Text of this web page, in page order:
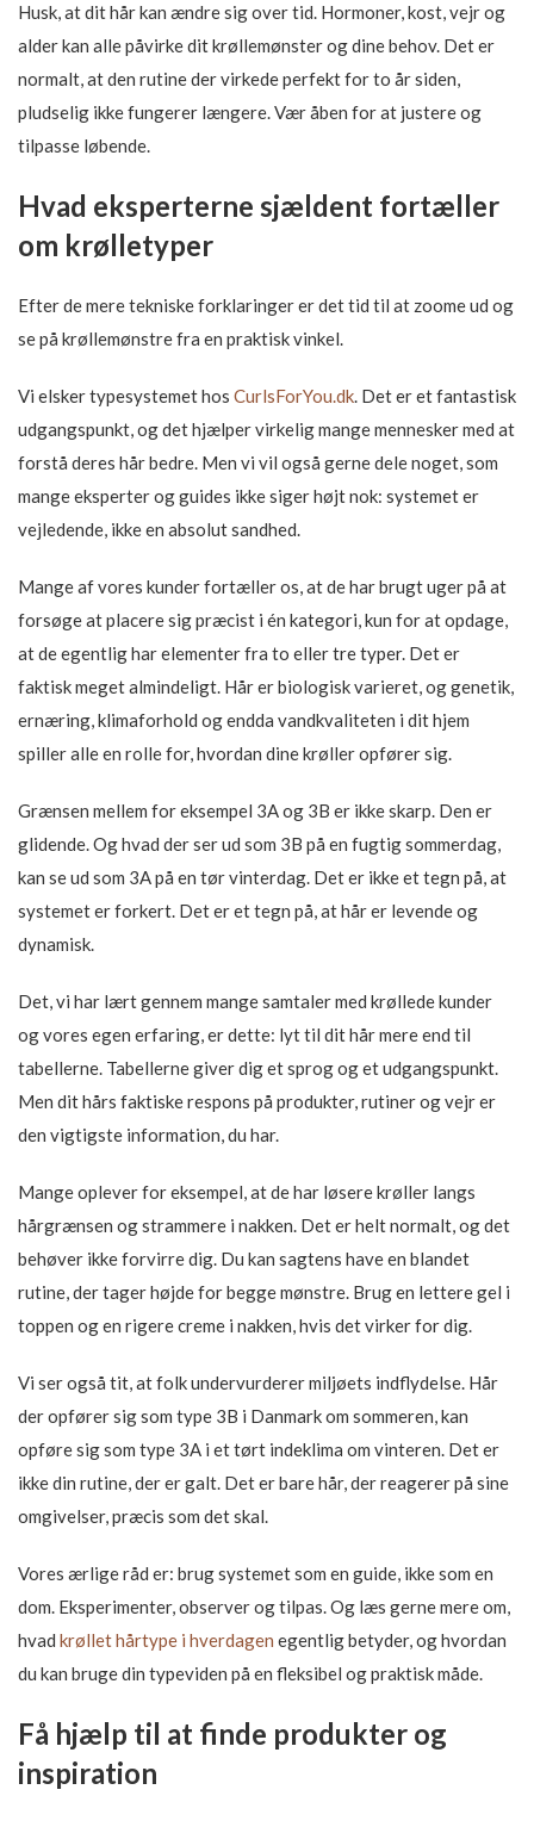
Husk, at dit hår kan ændre sig over tid. Hormoner, kost, vejr og
alder kan alle påvirke dit krøllemønster og dine behov. Det er
normalt, at den rutine der virkede perfekt for to år siden,
pludselig ikke fungerer længere. Vær åben for at justere og
tilpasse løbende.
Hvad eksperterne sjældent fortæller
om krølletyper
Efter de mere tekniske forklaringer er det tid til at zoome ud og
se på krøllemønstre fra en praktisk vinkel.
Vi elsker typesystemet hos CurlsForYou.dk. Det er et fantastisk
udgangspunkt, og det hjælper virkelig mange mennesker med at
forstå deres hår bedre. Men vi vil også gerne dele noget, som
mange eksperter og guides ikke siger højt nok: systemet er
vejledende, ikke en absolut sandhed.
Mange af vores kunder fortæller os, at de har brugt uger på at
forsøge at placere sig præcist i én kategori, kun for at opdage,
at de egentlig har elementer fra to eller tre typer. Det er
faktisk meget almindeligt. Hår er biologisk varieret, og genetik,
ernæring, klimaforhold og endda vandkvaliteten i dit hjem
spiller alle en rolle for, hvordan dine krøller opfører sig.
Grænsen mellem for eksempel 3A og 3B er ikke skarp. Den er
glidende. Og hvad der ser ud som 3B på en fugtig sommerdag,
kan se ud som 3A på en tør vinterdag. Det er ikke et tegn på, at
systemet er forkert. Det er et tegn på, at hår er levende og
dynamisk.
Det, vi har lært gennem mange samtaler med krøllede kunder
og vores egen erfaring, er dette: lyt til dit hår mere end til
tabellerne. Tabellerne giver dig et sprog og et udgangspunkt.
Men dit hårs faktiske respons på produkter, rutiner og vejr er
den vigtigste information, du har.
Mange oplever for eksempel, at de har løsere krøller langs
hårgrænsen og strammere i nakken. Det er helt normalt, og det
behøver ikke forvirre dig. Du kan sagtens have en blandet
rutine, der tager højde for begge mønstre. Brug en lettere gel i
toppen og en rigere creme i nakken, hvis det virker for dig.
Vi ser også tit, at folk undervurderer miljøets indflydelse. Hår
der opfører sig som type 3B i Danmark om sommeren, kan
opføre sig som type 3A i et tørt indeklima om vinteren. Det er
ikke din rutine, der er galt. Det er bare hår, der reagerer på sine
omgivelser, præcis som det skal.
Vores ærlige råd er: brug systemet som en guide, ikke som en
dom. Eksperimenter, observer og tilpas. Og læs gerne mere om,
hvad krøllet hårtype i hverdagen egentlig betyder, og hvordan
du kan bruge din typeviden på en fleksibel og praktisk måde.
Få hjælp til at finde produkter og
inspiration